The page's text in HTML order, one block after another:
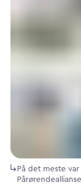
På det meste